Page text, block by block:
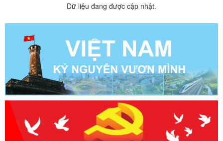
Dữ liệu đang được cập nhật.